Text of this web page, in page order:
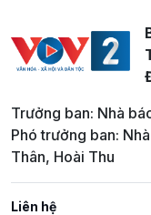
Trưởng ban: Nhà
Phó trưởng ban:
Thân, Hoài Thu
Liên hệ